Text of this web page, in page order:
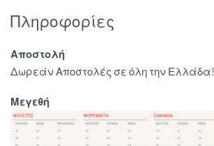
Πληροφορίες
Αποστολή
Δωρεάν Αποστολές σε όλη την Ελλάδα!
Μεγεθή